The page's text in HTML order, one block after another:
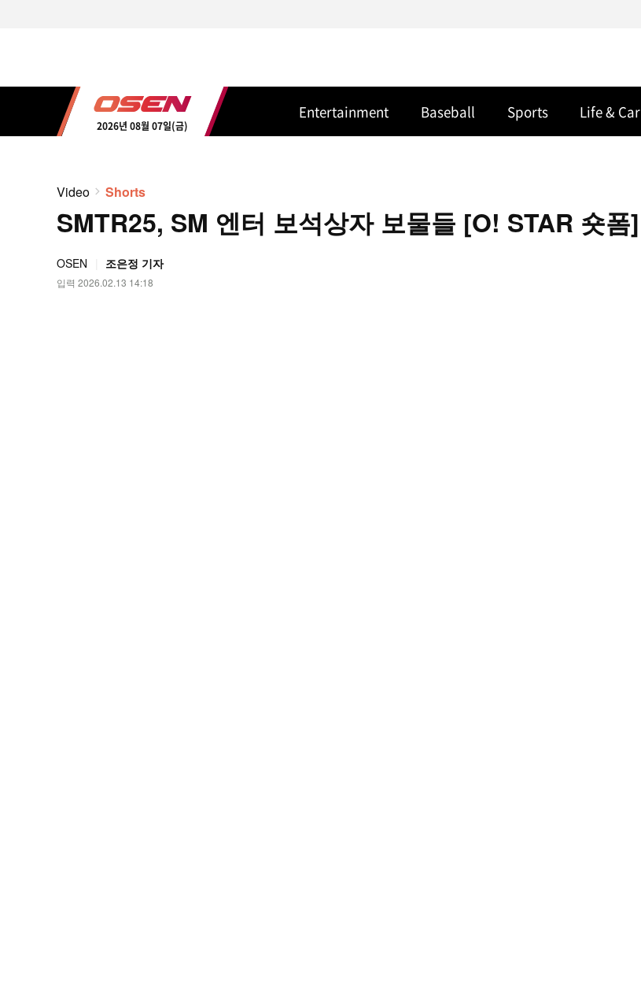
2026년 08월 07일(금)
Entertainment Baseball Sports Life & Car
Video Shorts
SMTR25, SM 엔터 보석상자 보물들 [O! STAR 숏폼]
OSEN 조은정 기자
입력 2026.02.13 14:18